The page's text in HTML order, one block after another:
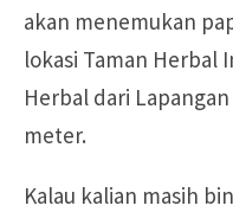
akan menemukan
lokasi Taman Herbal
Herbal dari
meter.
Kalau kalian masih